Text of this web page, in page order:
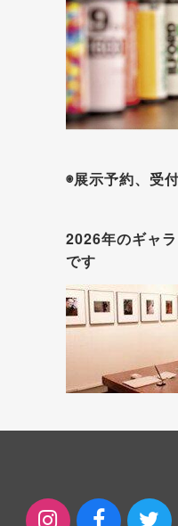
◉展示予約、受
2026年のギャ
です